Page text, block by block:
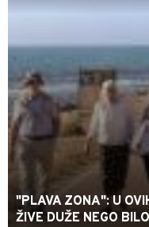
"PLAVA ZONA": U
ŽIVE DUŽE NEGO